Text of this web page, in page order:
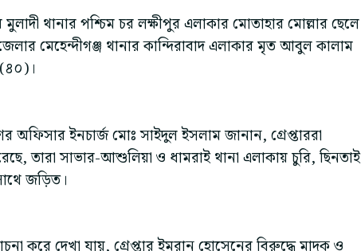
থানার পশ্চিম চর লক্ষীপুর এলাকার মোতাহার মোল্লার ছেলে
মেহেন্দীগঞ্জ থানার কান্দিরাবাদ এলাকার মৃত আবুল কালাম
অফিসার ইনচার্জ মোঃ সাইদুল ইসলাম জানান, গ্রেপ্তাররা
তারা সাভার-আশুলিয়া ও ধামরাই থানা এলাকায় চুরি, ছিনতাই
জড়িত।